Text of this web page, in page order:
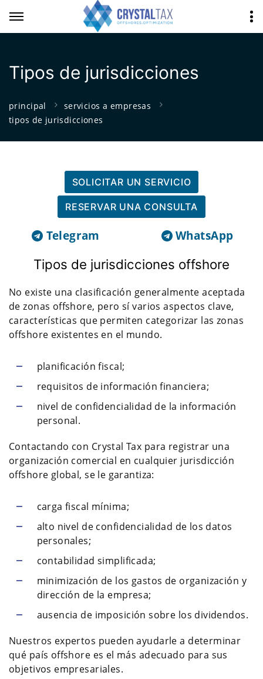
Tipos de jurisdicciones
principal
servicios a empresas
tipos de jurisdicciones
SOLICITAR UN SERVICIO
RESERVAR UNA CONSULTA
Telegram WhatsApp
Tipos de jurisdicciones offshore
No existe una clasificación generalmente aceptada
de zonas offshore, pero sí varios aspectos clave,
características que permiten categorizar las zonas
offshore existentes en el mundo.
planificación fiscal;
requisitos de información financiera;
nivel de confidencialidad de la información
personal.
Contactando con Crystal Tax para registrar una
organización comercial en cualquier jurisdicción
offshore global, se le garantiza:
carga fiscal mínima;
alto nivel de confidencialidad de los datos
personales;
contabilidad simplificada;
minimización de los gastos de organización y
dirección de la empresa;
ausencia de imposición sobre los dividendos.
Nuestros expertos pueden ayudarle a determinar
qué país offshore es el más adecuado para sus
objetivos empresariales.